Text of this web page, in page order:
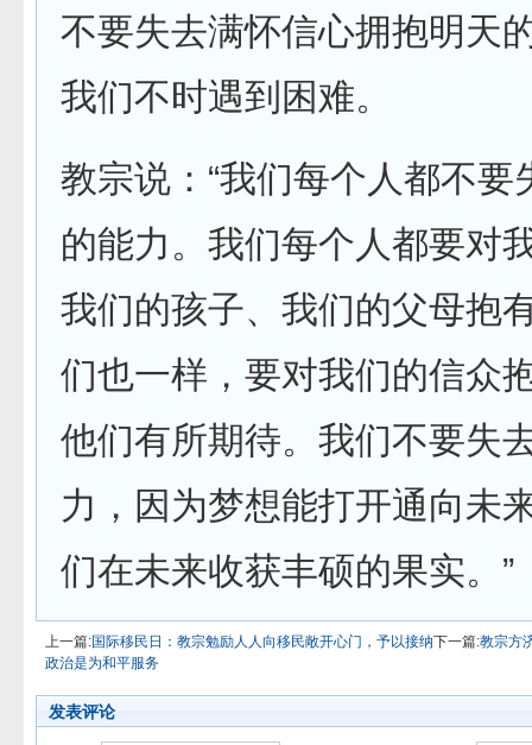
不要失去满怀信心拥抱明天
我们不时遇到困难。
教宗说：“我们每个人都不要
的能力。我们每个人都要对
我们的孩子、我们的父母抱
们也一样，要对我们的信众
他们有所期待。我们不要失
力，因为梦想能打开通向未
们在未来收获丰硕的果实。”
上一篇:国际移民日：教宗勉励人人向移民敞开心门，予以接纳下一篇:教宗方
政治是为和平服务
发表评论